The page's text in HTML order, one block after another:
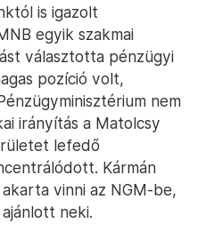
is igazolt
egyik szakmai
választotta pénzügyi
pozíció volt,
nem
irányítás a Matolcsy
lefedő
Kármán
vinni az NGM-be,
neki.